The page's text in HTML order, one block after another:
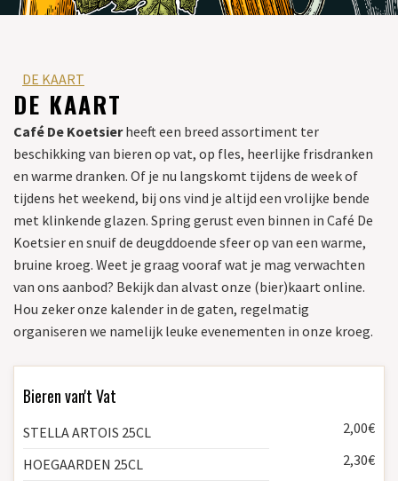
DE KAART
DE KAART
Café De Koetsierheeft een breed assortiment ter
beschikking van bieren op vat, op fles, heerlijke frisdranken
en warme dranken. Of je nu langskomt tijdens de week of
tijdens het weekend, bij ons vind je altijd een vrolijke bende
met klinkende glazen. Spring gerust even binnen in Café De
Koetsier en snuif de deugddoende sfeer op van een warme,
bruine kroeg. Weet je graag vooraf wat je mag verwachten
van ons aanbod? Bekijk dan alvast onze (bier)kaart online.
Hou zeker onze kalender in de gaten, regelmatig
organiseren we namelijk leuke evenementen in onze kroeg.
Bieren van't Vat
STELLA ARTOIS 25CL 2,00€
HOEGAARDEN 25CL 2,30€